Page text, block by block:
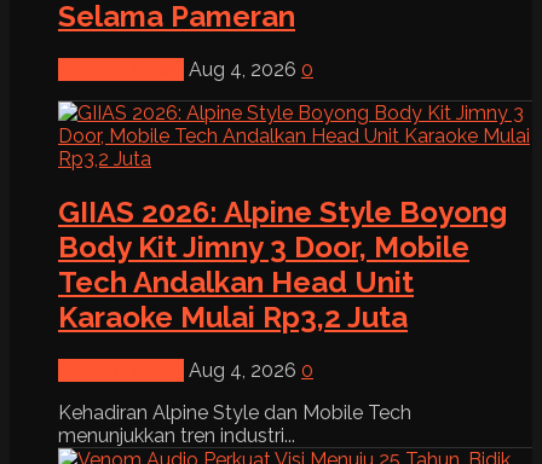
Selama Pameran
Aug 4, 2026 0
GIIAS 2026: Alpine Style Boyong
Body Kit Jimny 3 Door, Mobile
Tech Andalkan Head Unit
Karaoke Mulai Rp3,2 Juta
Aug 4, 2026 0
Kehadiran Alpine Style dan Mobile Tech
menunjukkan tren industri...